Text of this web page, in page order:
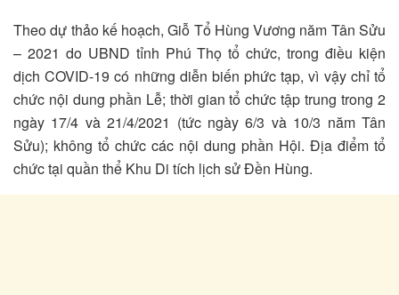
Theo dự thảo kế hoạch, Giỗ Tổ Hùng Vương năm Tân Sửu
– 2021 do UBND tỉnh Phú Thọ tổ chức, trong điều kiện
dịch COVID-19 có những diễn biến phức tạp, vì vậy chỉ tổ
chức nội dung phần Lễ; thời gian tổ chức tập trung trong 2
ngày 17/4 và 21/4/2021 (tức ngày 6/3 và 10/3 năm Tân
Sửu); không tổ chức các nội dung phần Hội. Địa điểm tổ
chức tại quần thể Khu Di tích lịch sử Đền Hùng.